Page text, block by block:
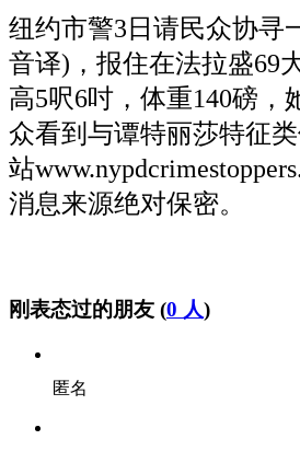
纽约市警3日请民众协寻
音译)，报住在法拉盛69
高5呎6吋，体重140磅
众看到与谭特丽莎特征
站
消息来源绝对保密。
刚表态过的朋友 (0 人)
匿名